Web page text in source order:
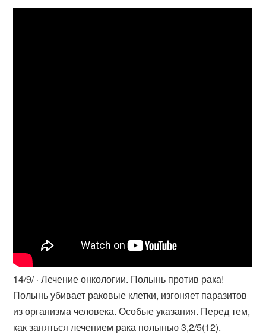
14/9/ · Лечение онкологии. Полынь против рака!
Полынь убивает раковые клетки, изгоняет паразитов
из организма человека. Особые указания. Перед тем,
как заняться лечением рака полынью 3,2/5(12).